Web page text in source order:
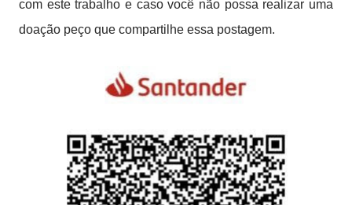
com este trabalho e caso você não possa realizar uma
doação peço que compartilhe essa postagem.